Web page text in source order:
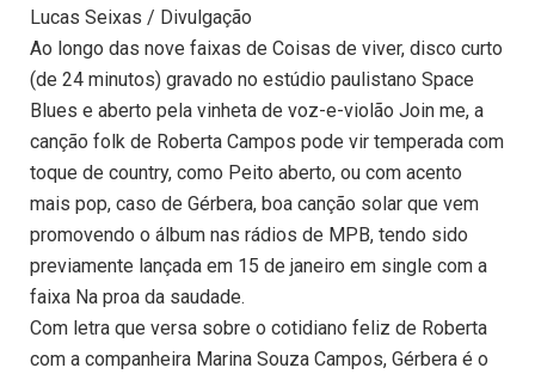
Lucas Seixas / Divulgação
Ao longo das nove faixas de Coisas de viver, disco curto
(de 24 minutos) gravado no estúdio paulistano Space
Blues e aberto pela vinheta de voz-e-violão Join me, a
canção folk de Roberta Campos pode vir temperada com
toque de country, como Peito aberto, ou com acento
mais pop, caso de Gérbera, boa canção solar que vem
promovendo o álbum nas rádios de MPB, tendo sido
previamente lançada em 15 de janeiro em single com a
faixa Na proa da saudade.
Com letra que versa sobre o cotidiano feliz de Roberta
com a companheira Marina Souza Campos, Gérbera é o